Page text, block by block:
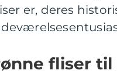
er, deres
fliser